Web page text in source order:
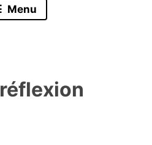
Menu
réflexion